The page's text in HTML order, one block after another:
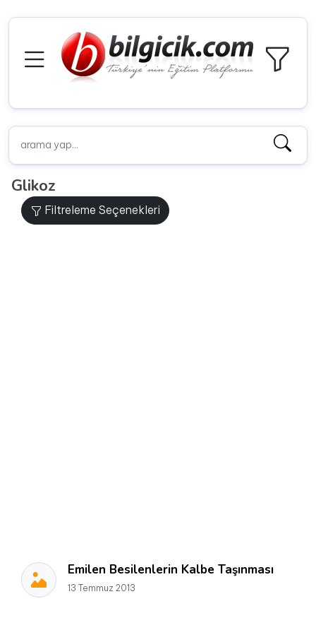
Glikoz
Filtreleme Seçenekleri
Emilen Besilenlerin Kalbe Taşınması
13 Temmuz 2013